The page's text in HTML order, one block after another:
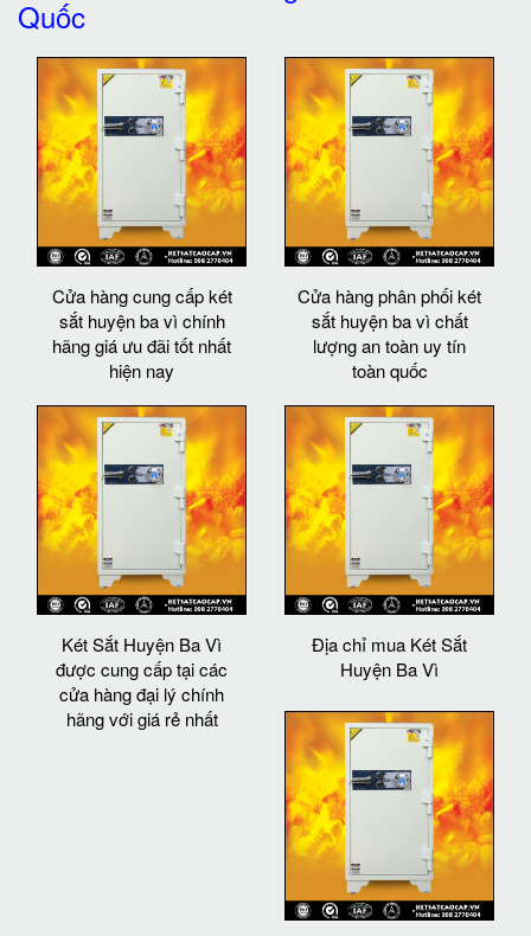
Quốc
Cửa hàng cung cấp két
sắt huyện ba vì chính
hãng giá ưu đãi tốt nhất
hiện nay
Cửa hàng phân phối két
sắt huyện ba vì chất
lượng an toàn uy tín
toàn quốc
Két Sắt Huyện Ba Vì
được cung cấp tại các
cửa hàng đại lý chính
hãng với giá rẻ nhất
Địa chỉ mua Két Sắt
Huyện Ba Vì